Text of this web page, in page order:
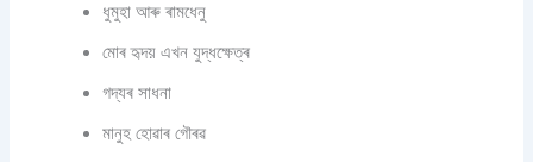
ধুমুহা আৰু ৰামধেনু
মোৰ হৃদয় এখন যুদ্ধক্ষেত্ৰ
গদ্যৰ সাধনা
মানুহ হোৱাৰ গৌৰৱ